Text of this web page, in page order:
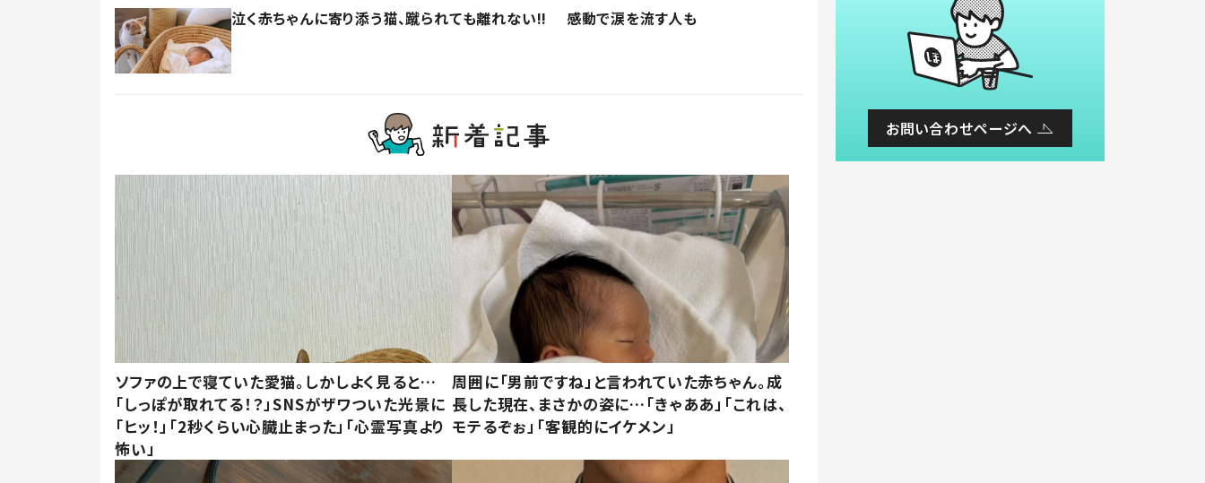
泣く赤ちゃんに寄り添う猫、蹴られても離れない!! 感動で涙を流す人も
ソファの上で寝ていた愛猫。しかしよく見ると…
「しっぽが取れてる！？」SNSがザワついた光景に
「ヒッ！」「2秒くらい心臓止まった」「心霊写真より
怖い」
周囲に「男前ですね」と言われていた赤ちゃん。成
長した現在、まさかの姿に…「きゃああ」「これは、
モテるぞぉ」「客観的にイケメン」
お問い合わせページへ